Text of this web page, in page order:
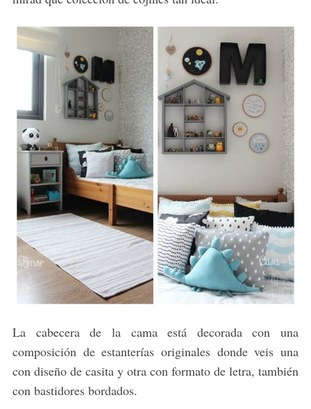
La cabecera de la cama está decorada con una
composición de estanterías originales donde veis una
con diseño de casita y otra con formato de letra, también
con bastidores bordados.